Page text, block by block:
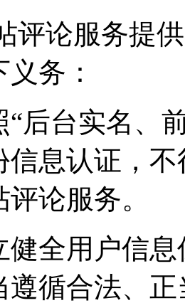
评论服务提
务：
“后台实名、
信息认证，
论服务。
健全用户信
遵循合法、